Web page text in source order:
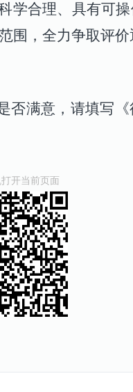
学合理、具有可
围，全力争取评
否满意，请填写
开当前页面